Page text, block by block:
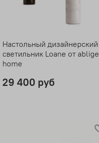
Настольный дизайнерский
светильник Loane от ablige
home
29 400 руб